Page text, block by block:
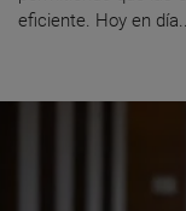
eficiente. Hoy en